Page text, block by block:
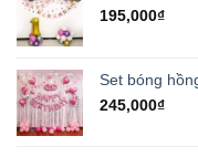
195,000₫
Set bóng
245,000₫